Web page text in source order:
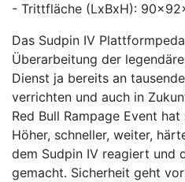
- Trittfläche (LxBxH):
Das Sudpin IV
Überarbeitung der
Dienst ja bereits an
verrichten und auch in
Red Bull Rampage Event
Höher, schneller, weiter,
dem Sudpin IV reagiert und
gemacht. Sicherheit geht